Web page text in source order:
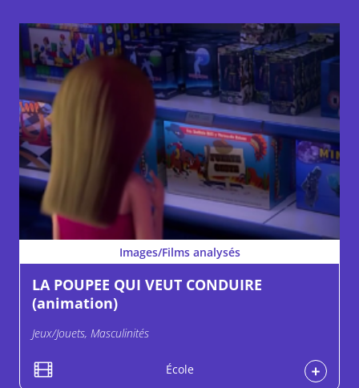
Images/Films analysés
LA POUPEE QUI VEUT CONDUIRE
(animation)
Jeux/Jouets, Masculinités
École